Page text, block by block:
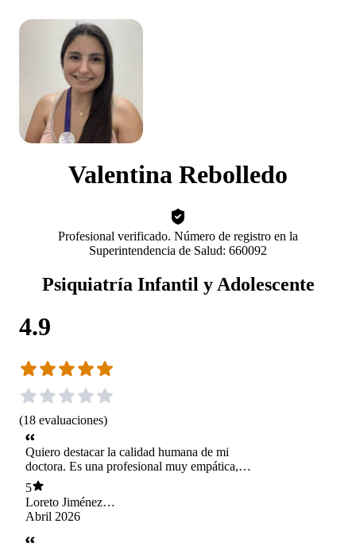
Valentina Rebolledo
Profesional verificado. Número de registro en la
Superintendencia de Salud: 660092
Psiquiatría Infantil y Adolescente
4.9
(18 evaluaciones)
Quiero destacar la calidad humana de mi
doctora. Es una profesional muy empática,
cercana y siempre atenta, lo que hace que cada
atención sea un espacio seguro y de confianza.
5
Loreto Jiménez
Cerda
Abril 2026